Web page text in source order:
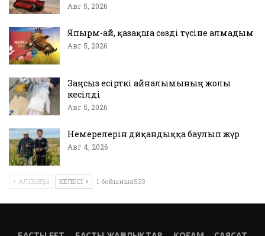
Авг 5, 2026
Япырм-ай, қазақша сөзді түсіне алмадым
Авг 5, 2026
Заңсыз есірткі айналымының жолы
кесілді
Авг 5, 2026
Немерелерін диқандыққа баулып жүр
Авг 4, 2026
АЛДЫҢҒЫ КЕЛЕСІ 1 бойынша523